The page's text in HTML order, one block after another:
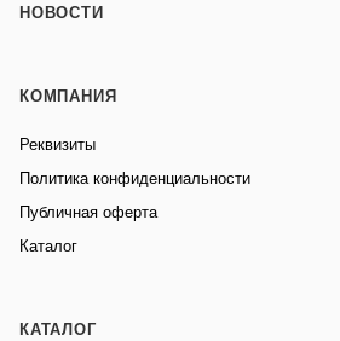
НОВОСТИ
КОМПАНИЯ
Реквизиты
Политика конфиденциальности
Публичная оферта
Каталог
КАТАЛОГ